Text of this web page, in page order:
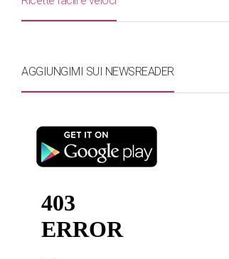
AGGIUNGIMI SUI NEWSREADER